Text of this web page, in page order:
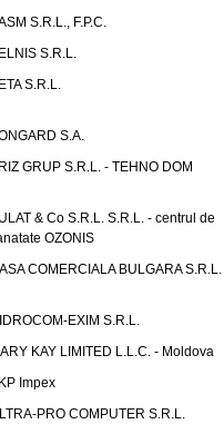
S.R.L., F.P.C.
S.R.L.
S.R.L.
S.A.
GRUP S.R.L. - TEHNO DOM
& Co S.R.L. S.R.L. - centrul de
OZONIS
COMERCIALA BULGARA S.R.L.
EXIM S.R.L.
KAY LIMITED L.L.C. - Moldova
Impex
PRO COMPUTER S.R.L.